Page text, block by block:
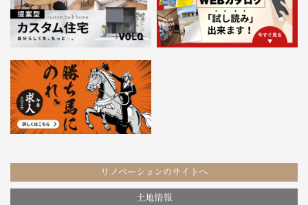
リノベーションのサイトへ
土地情報